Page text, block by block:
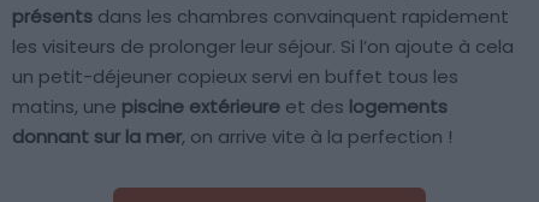
présents dans les chambres convainquent rapidement
les visiteurs de prolonger leur séjour. Si l’on ajoute à cela
un petit-déjeuner copieux servi en buffet tous les
matins, une piscine extérieure et des logements
donnant sur la mer, on arrive vite à la perfection !